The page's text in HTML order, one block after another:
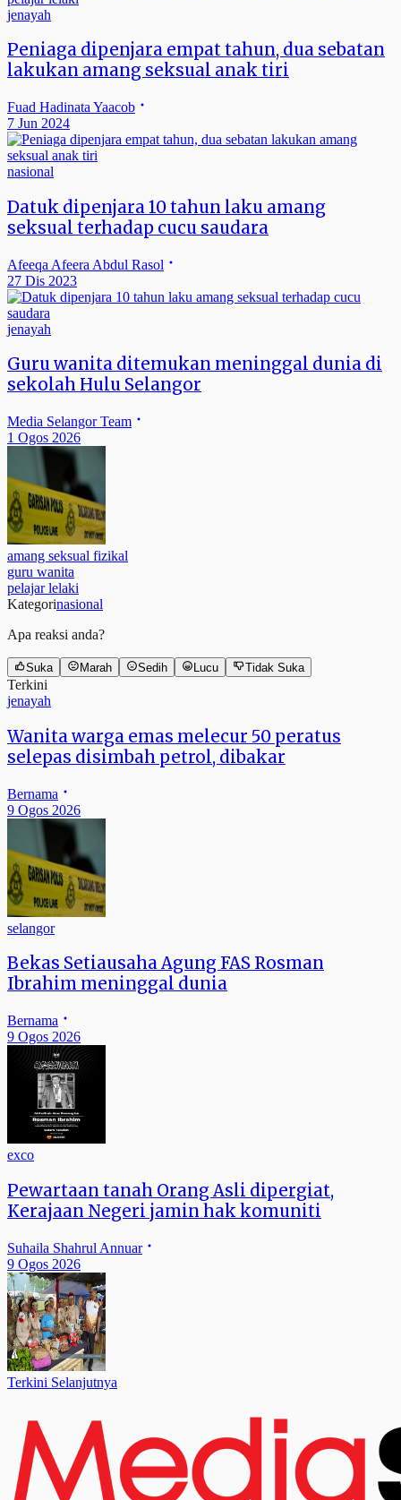
jenayah
Peniaga dipenjara empat tahun, dua sebatan
lakukan amang seksual anak tiri
Fuad Hadinata Yaacob
7 Jun 2024
nasional
Datuk dipenjara 10 tahun laku amang
seksual terhadap cucu saudara
Afeeqa Afeera Abdul Rasol
27 Dis 2023
jenayah
Guru wanita ditemukan meninggal dunia di
sekolah Hulu Selangor
Media Selangor Team
1 Ogos 2026
amang seksual fizikal
guru wanita
pelajar lelaki
Kategorinasional
Apa reaksi anda?
Suka Marah Sedih Lucu Tidak Suka
Terkini
jenayah
Wanita warga emas melecur 50 peratus
selepas disimbah petrol, dibakar
Bernama
9 Ogos 2026
selangor
Bekas Setiausaha Agung FAS Rosman
Ibrahim meninggal dunia
Bernama
9 Ogos 2026
exco
Pewartaan tanah Orang Asli dipergiat,
Kerajaan Negeri jamin hak komuniti
Suhaila Shahrul Annuar
9 Ogos 2026
Terkini Selanjutnya